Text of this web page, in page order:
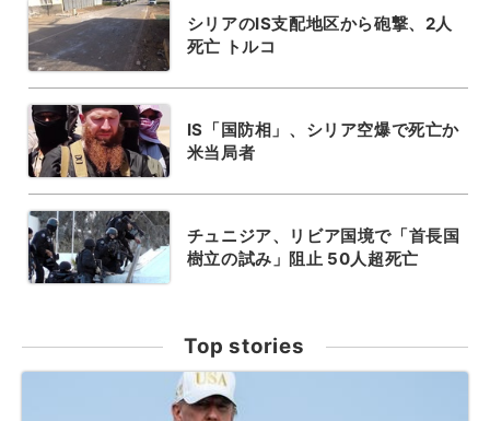
シリアのIS支配地区から砲撃、2人
死亡 トルコ
IS「国防相」、シリア空爆で死亡か
米当局者
チュニジア、リビア国境で「首長国
樹立の試み」阻止 50人超死亡
Top stories